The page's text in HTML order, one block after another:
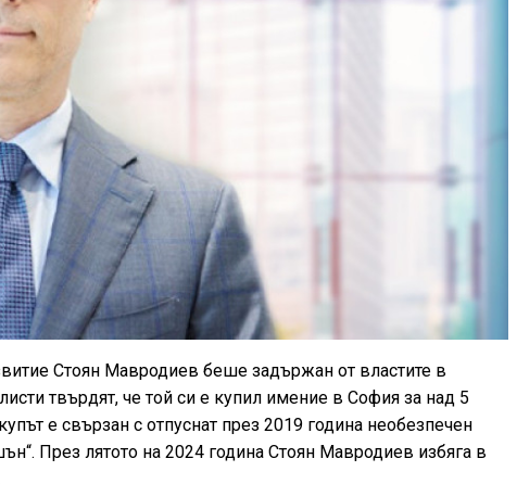
Стоян Мавродиев беше задържан от властите в
твърдят, че той си е купил имение в София за над 5
е свързан с отпуснат през 2019 година необезпечен
През лятото на 2024 година Стоян Мавродиев избяга в